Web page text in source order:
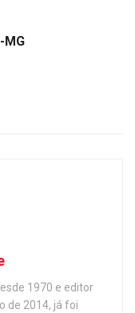
MG
1970 e editor
de 2014, já foi